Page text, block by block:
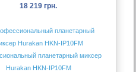
18 219 грн.
планетарный миксер
Hurakan HKN-IP10FM